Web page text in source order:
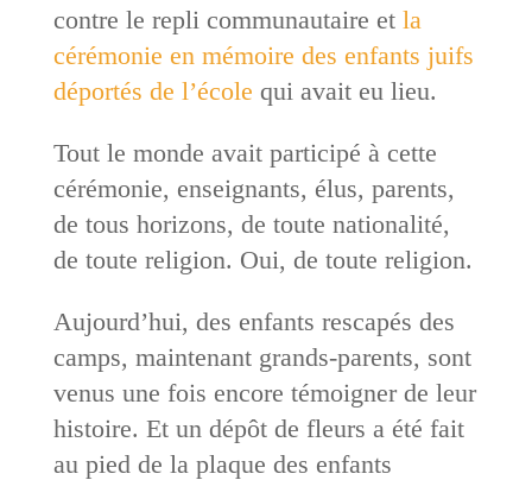
contre le repli communautaire et la
cérémonie en mémoire des enfants juifs
déportés de l’école qui avait eu lieu.
Tout le monde avait participé à cette
cérémonie, enseignants, élus, parents,
de tous horizons, de toute nationalité,
de toute religion. Oui, de toute religion.
Aujourd’hui, des enfants rescapés des
camps, maintenant grands-parents, sont
venus une fois encore témoigner de leur
histoire. Et un dépôt de fleurs a été fait
au pied de la plaque des enfants